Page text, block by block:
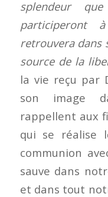
splendeur
participeront
retrouvera dans
source de la
la vie reçu par
son image
rappellent aux
qui se réalise
communion
sauve dans
et dans tout